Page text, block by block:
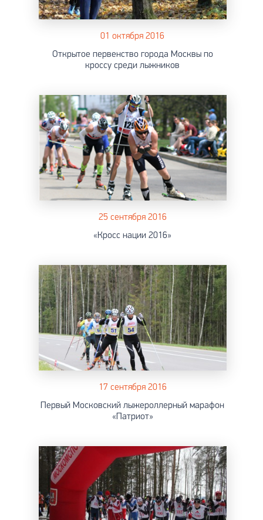
01 октября 2016
Открытое первенство города Москвы по
кроссу среди лыжников
25 сентября 2016
«Кросс нации 2016»
17 сентября 2016
Первый Московский лыжероллерный марафон
«Патриот»